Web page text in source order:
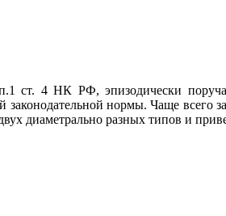
ст. 4 НК РФ, эпизодически
нормы. Чаще всего
диаметрально разных типов и